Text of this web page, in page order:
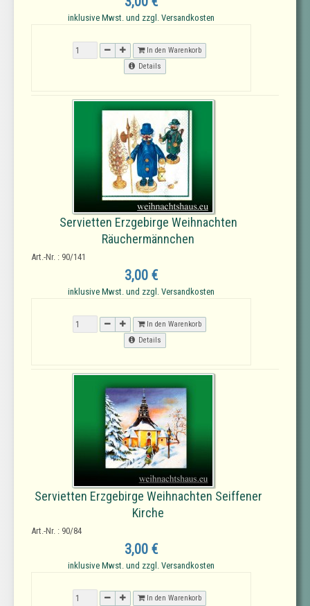
inklusive Mwst. und zzgl. Versandkosten
In den Warenkorb
Details
Servietten Erzgebirge Weihnachten
Räuchermännchen
Art.-Nr. : 90/141
3,00 €
inklusive Mwst. und zzgl. Versandkosten
In den Warenkorb
Details
Servietten Erzgebirge Weihnachten Seiffener
Kirche
Art.-Nr. : 90/84
3,00 €
inklusive Mwst. und zzgl. Versandkosten
In den Warenkorb